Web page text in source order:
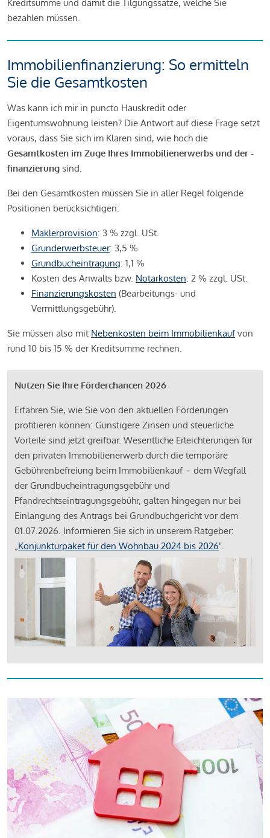
Kreditsumme und damit die Tilgungssätze, welche Sie
bezahlen müssen.
Immobilienfinanzierung: So ermitteln
Sie die Gesamtkosten
Was kann ich mir in puncto Hauskredit oder
Eigentumswohnung leisten? Die Antwort auf diese Frage setzt
voraus, dass Sie sich im Klaren sind, wie hoch die
Gesamtkosten im Zuge Ihres Immobilienerwerbs und der -
finanzierung sind.
Bei den Gesamtkosten müssen Sie in aller Regel folgende
Positionen berücksichtigen:
Maklerprovision: 3 % zzgl. USt.
Grunderwerbsteuer: 3,5 %
Grundbucheintragung: 1,1 %
Kosten des Anwalts bzw. Notarkosten: 2 % zzgl. USt.
Finanzierungskosten (Bearbeitungs- und
Vermittlungsgebühr).
Sie müssen also mit Nebenkosten beim Immobilienkaufvon
rund 10 bis 15 % der Kreditsumme rechnen.
Nutzen Sie Ihre Förderchancen 2026
Erfahren Sie, wie Sie von den aktuellen Förderungen
profitieren können: Günstigere Zinsen und steuerliche
Vorteile sind jetzt greifbar. Wesentliche Erleichterungen für
den privaten Immobilienerwerb durch die temporäre
Gebührenbefreiung beim Immobilienkauf – dem Wegfall
der Grundbucheintragungsgebühr und
Pfandrechtseintragungsgebühr, galten hingegen nur bei
Einlangung des Antrags bei Grundbuchgericht vor dem
01.07.2026. Informieren Sie sich in unserem Ratgeber:
„Konjunkturpaket für den Wohnbau 2024 bis 2026".